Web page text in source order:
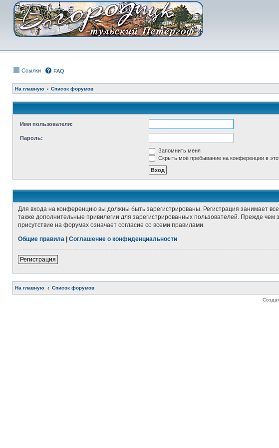
Ссылки FAQ
На главную Список форумов
Имя пользователя:
Пароль:
Запомнить меня
Скрыть моё пребывание на конференции в
Для входа на конференцию вы должны быть зарегистрированы. Регистрация занимает
также дополнительные привилегии для зарегистрированных пользователей. Прежде
присутствие на форумах означает согласие со всеми правилами.
Общие правила
Соглашение о конфиденциальности
Регистрация
На главную Список форумов